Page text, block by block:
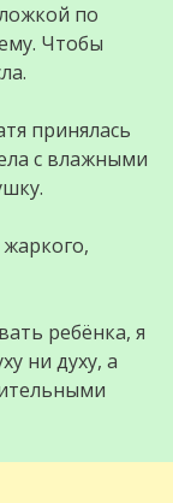
по
Чтобы
принялась
с влажными
ребёнка, я
ни духу, а